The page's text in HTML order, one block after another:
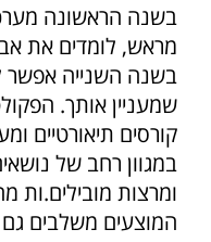
בשנה הראשונה
מראש, לומדים את
בשנה השנייה
שמעניין אותך.
קורסים תיאורטיים
במגוון רחב של
ומרצות מובילים.ות
המוצעים משלבים